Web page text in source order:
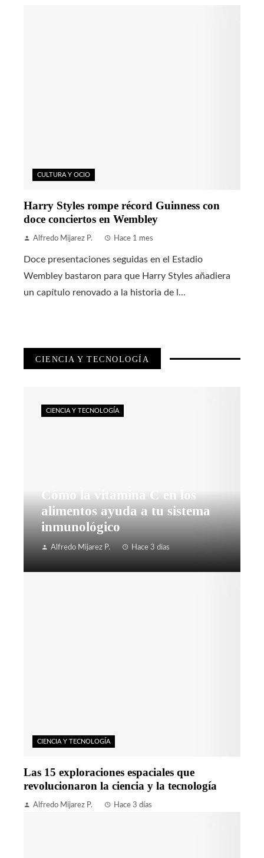
CULTURA Y OCIO
Harry Styles rompe récord Guinness con
doce conciertos en Wembley
Alfredo Mijarez P. Hace 1 mes
Doce presentaciones seguidas en el Estadio
Wembley bastaron para que Harry Styles añadiera
un capítulo renovado a la historia de l...
CIENCIA Y TECNOLOGÍA
Cómo la vitamina C en los
alimentos ayuda a tu sistema
inmunológico
Alfredo Mijarez P. Hace 3 días
CIENCIA Y TECNOLOGÍA
CIENCIA Y TECNOLOGÍA
Las 15 exploraciones espaciales que
revolucionaron la ciencia y la tecnología
Alfredo Mijarez P. Hace 3 días